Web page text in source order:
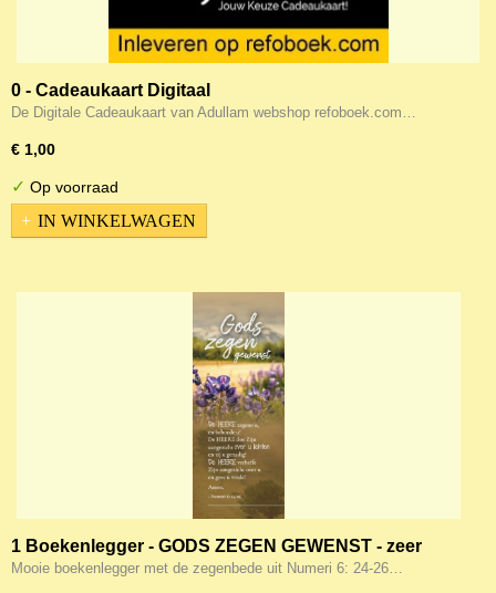
0 - Cadeaukaart Digitaal
De Digitale Cadeaukaart van Adullam webshop refoboek.com…
€ 1,00
✓ Op voorraad
IN WINKELWAGEN
1 Boekenlegger - GODS ZEGEN GEWENST - zeer
geschikt voor Belijdenis
Mooie boekenlegger met de zegenbede uit Numeri 6: 24-26…